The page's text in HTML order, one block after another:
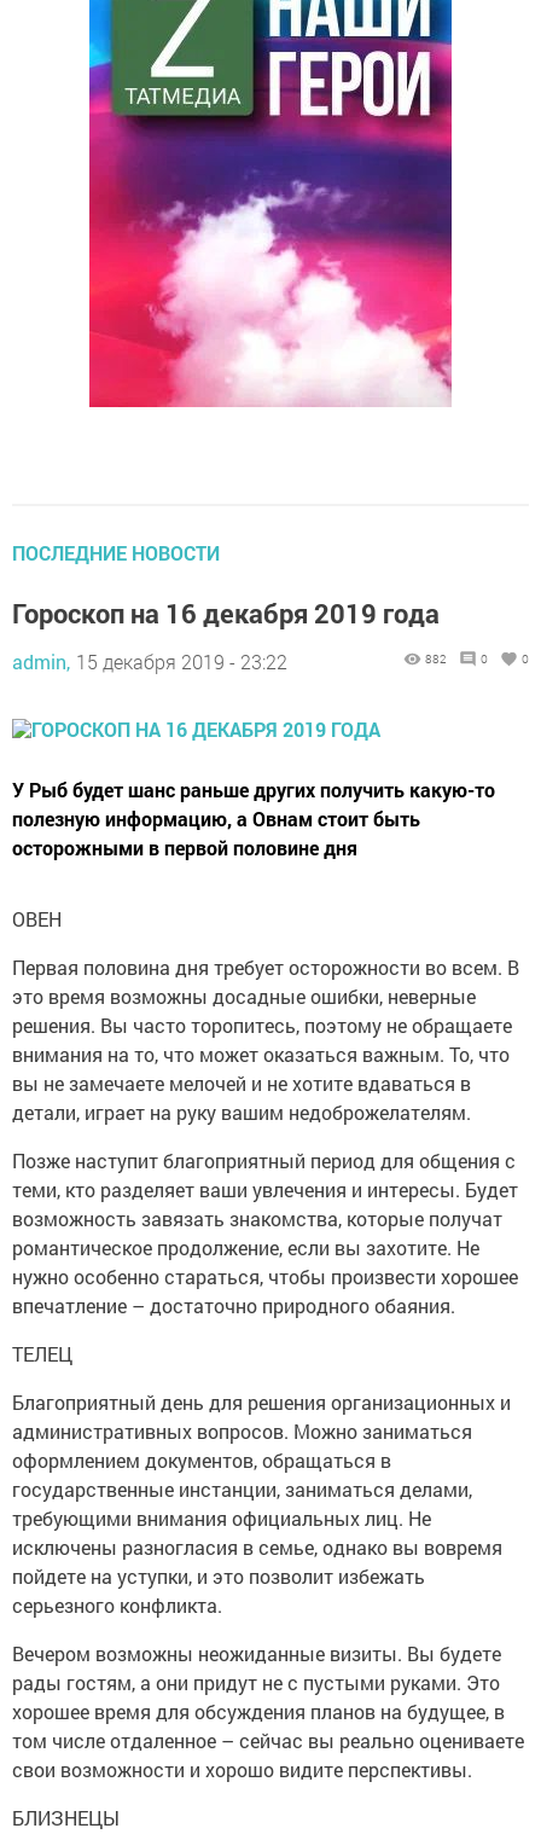
ПОСЛЕДНИЕ НОВОСТИ
Гороскоп на 16 декабря 2019 года
admin, 15 декабря 2019 - 23:22 882 0 0
У Рыб будет шанс раньше других получить какую-то
полезную информацию, а Овнам стоит быть
осторожными в первой половине дня
ОВЕН
Первая половина дня требует осторожности во всем. В
это время возможны досадные ошибки, неверные
решения. Вы часто торопитесь, поэтому не обращаете
внимания на то, что может оказаться важным. То, что
вы не замечаете мелочей и не хотите вдаваться в
детали, играет на руку вашим недоброжелателям.
Позже наступит благоприятный период для общения с
теми, кто разделяет ваши увлечения и интересы. Будет
возможность завязать знакомства, которые получат
романтическое продолжение, если вы захотите. Не
нужно особенно стараться, чтобы произвести хорошее
впечатление – достаточно природного обаяния.
ТЕЛЕЦ
Благоприятный день для решения организационных и
административных вопросов. Можно заниматься
оформлением документов, обращаться в
государственные инстанции, заниматься делами,
требующими внимания официальных лиц. Не
исключены разногласия в семье, однако вы вовремя
пойдете на уступки, и это позволит избежать
серьезного конфликта.
Вечером возможны неожиданные визиты. Вы будете
рады гостям, а они придут не с пустыми руками. Это
хорошее время для обсуждения планов на будущее, в
том числе отдаленное – сейчас вы реально оцениваете
свои возможности и хорошо видите перспективы.
БЛИЗНЕЦЫ